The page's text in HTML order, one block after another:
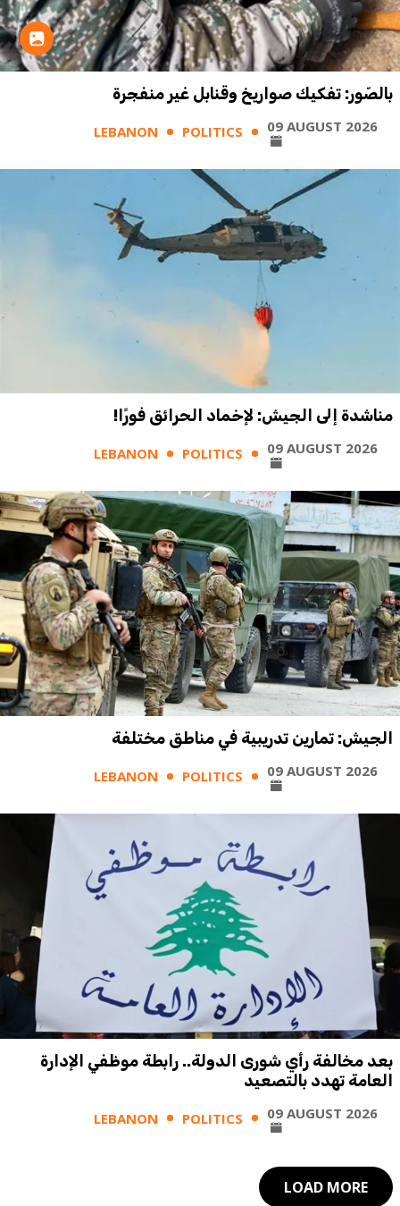
بالصّور: تفكيك صواريخ وقنابل غير منفجرة
LEBANON POLITICS 09 AUGUST 2026
مناشدة إلى الجيش: لإخماد الحرائق فورًا!
LEBANON POLITICS 09 AUGUST 2026
الجيش: تمارين تدريبية في مناطق مختلفة
LEBANON POLITICS 09 AUGUST 2026
بعد مخالفة رأي شورى الدولة.. رابطة موظفي الإدارة
العامة تهدد بالتصعيد
LEBANON POLITICS 09 AUGUST 2026
LOAD MORE